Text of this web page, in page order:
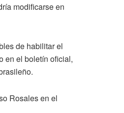
modificarse en
de habilitar el
en el boletín oficial,
Rosales en el